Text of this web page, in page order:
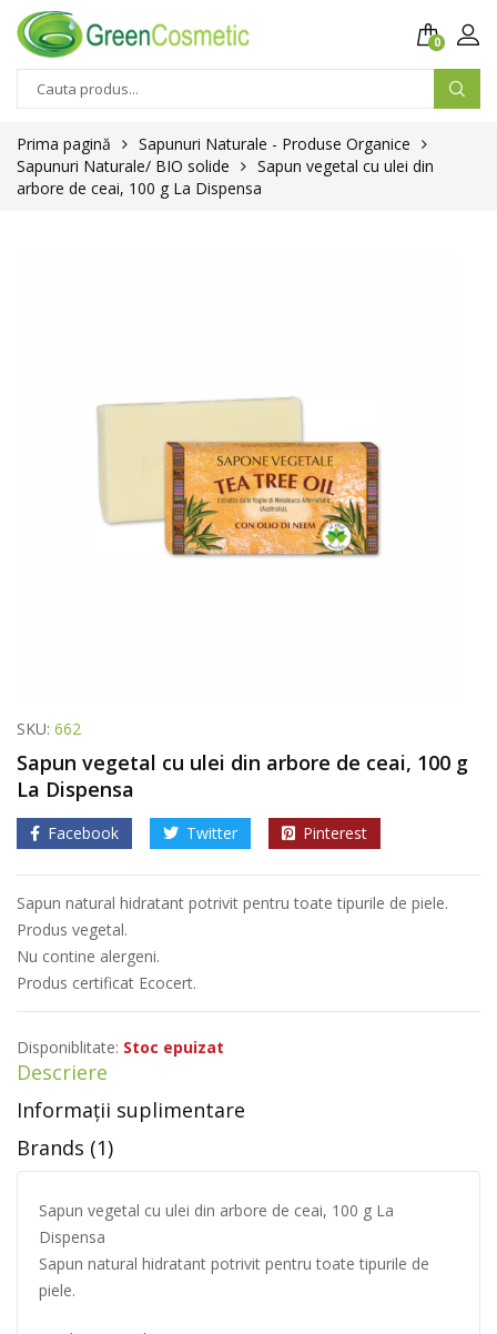
0
Prima pagină
Sapunuri Naturale - Produse Organice
Sapunuri Naturale/ BIO solide
Sapun vegetal cu ulei din
arbore de ceai, 100 g La Dispensa
SKU: 662
Sapun vegetal cu ulei din arbore de ceai, 100 g
La Dispensa
Facebook Twitter Pinterest
Sapun natural hidratant potrivit pentru toate tipurile de piele.
Produs vegetal.
Nu contine alergeni.
Produs certificat Ecocert.
Disponiblitate: Stoc epuizat
Descriere
Informații suplimentare
Brands (1)
Sapun vegetal cu ulei din arbore de ceai, 100 g La
Dispensa
Sapun natural hidratant potrivit pentru toate tipurile de
piele.